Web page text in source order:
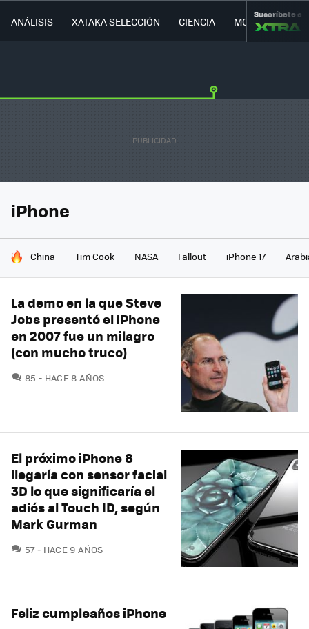
ANÁLISIS XATAKA SELECCIÓN CIENCIA MOVILIDAD
Suscríbete a
iPhone
HOY SE HABLA DE
China Tim Cook NASA Fallout iPhone 17
La demo en la que Steve
Jobs presentó el iPhone
en 2007 fue un milagro
(con mucho truco)
85 COMENTARIOS
HACE 8 AÑOS
El próximo iPhone 8
llegaría con sensor facial
3D lo que significaría el
adiós al Touch ID, según
Mark Gurman
57COMENTARIOS
HACE 9 AÑOS
Feliz cumpleaños iPhone